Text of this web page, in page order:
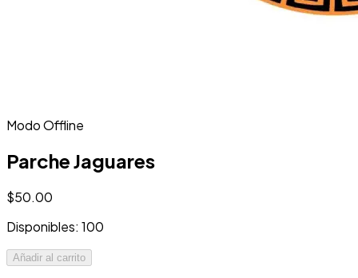
Modo Offline
Parche Jaguares
$50.00
Disponibles: 100
Añadir al carrito